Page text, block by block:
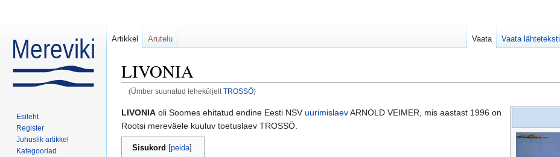
LIVONIA
(Ümber suunatud leheküljelt TROSSÖ)
LIVONIA oli Soomes ehitatud endine Eesti NSV uurimislaevARNOLD VEIMER, mis aastast 1996 on
Rootsi mereväele kuuluv toetuslaev TROSSÖ.
Sisukord [peida]
Artikkel Arutelu Vaata Vaata lähteteksti
Esileht
Register
Juhuslik artikkel
Kategooriad